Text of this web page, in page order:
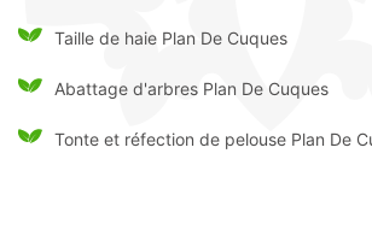
Taille de haie Plan De Cuques
Abattage d'arbres Plan De Cuques
Tonte et réfection de pelouse Plan De